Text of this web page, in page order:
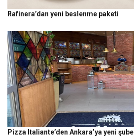
Rafinera’dan yeni beslenme paketi
Pizza Italiante’den Ankara’ya yeni şube